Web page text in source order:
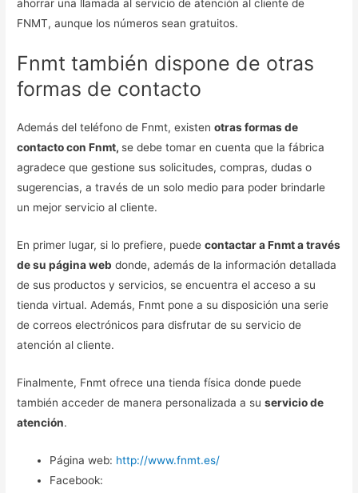
ahorrar una llamada al servicio de atención al cliente de
FNMT, aunque los números sean gratuitos.
Fnmt también dispone de otras
formas de contacto
Además del teléfono de Fnmt, existenotras formas de
contacto con Fnmt, se debe tomar en cuenta que la fábrica
agradece que gestione sus solicitudes, compras, dudas o
sugerencias, a través de un solo medio para poder brindarle
un mejor servicio al cliente.
En primer lugar, si lo prefiere, puedecontactar a Fnmt a través
de su página web donde, además de la información detallada
de sus productos y servicios, se encuentra el acceso a su
tienda virtual. Además, Fnmt pone a su disposición una serie
de correos electrónicos para disfrutar de su servicio de
atención al cliente.
Finalmente, Fnmt ofrece una tienda física donde puede
también acceder de manera personalizada a suservicio de
atención.
Página web: http://www.fnmt.es/
Facebook: